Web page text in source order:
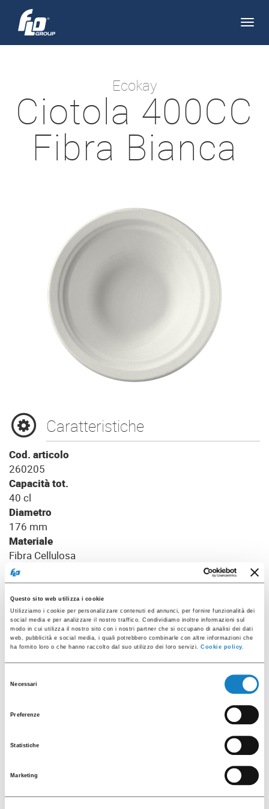
Questo sito web utilizza i cookie
Utilizziamo i cookie per personalizzare contenuti ed annunci, per fornire funzionalità dei
social media e per analizzare il nostro traffico. Condividiamo inoltre informazioni sul
modo in cui utilizza il nostro sito con i nostri partner che si occupano di analisi dei dati
web, pubblicità e social media, i quali potrebbero combinarle con altre informazioni che
ha fornito loro o che hanno raccolto dal suo utilizzo dei loro servizi.Cookie policy.
Necessari
Preferenze
Statistiche
Marketing
Ecokay
Ciotola 400CC
Fibra Bianca
Caratteristiche
Cod. articolo
260205
Capacità tot.
40 cl
Diametro
176 mm
Materiale
Fibra Cellulosa
Pz. x conf.
15
Pz. x cartone
240
Packaging